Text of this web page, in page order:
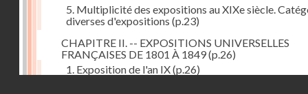
5. Multiplicité des expositions au XIXe siècle.
diverses d'expositions (p.23)
CHAPITRE II. -- EXPOSITIONS UNIVERSELLES
FRANÇAISES DE 1801 À 1849(p.26)
1. Exposition de l'an IX(p.26)